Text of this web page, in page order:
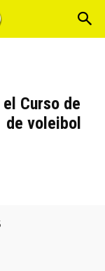
Curso de
de voleibol